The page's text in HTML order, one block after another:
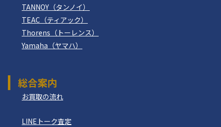
TANNOY（タンノイ）
TEAC（ティアック）
Thorens（トーレンス）
Yamaha（ヤマハ）
総合案内
お買取の流れ
LINEトーク査定